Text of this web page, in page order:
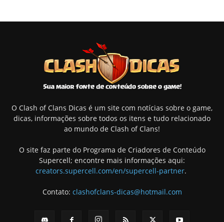
O Clash of Clans Dicas é um site com notícias sobre o game,
dicas, informações sobre todos os itens e tudo relacionado
ao mundo de Clash of Clans!
O site faz parte do Programa de Criadores de Conteúdo
Supercell; encontre mais informações aqui:
creators.supercell.com/en/supercell-partner.
Contato: clashofclans-dicas@hotmail.com